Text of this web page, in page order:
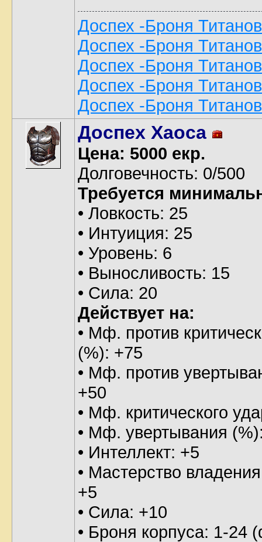
Доспех -Броня
Доспех -Броня
Доспех -Броня
Доспех -Броня
Доспех -Броня
Доспех Хаоса
Цена: 5000 екр.
Долговечность: 0/500
Требуется
• Ловкость: 25
• Интуиция: 25
• Уровень: 6
• Выносливость: 15
• Сила: 20
Действует на:
• Мф. против
(%): +75
• Мф. против
+50
• Мф. критического
• Мф. увертывания
• Интеллект: +5
• Мастерство
+5
• Сила: +10
• Броня корпуса: 1-24